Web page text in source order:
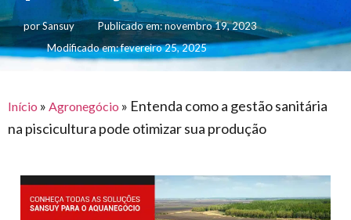
premiações
eventos
para
o
agronegócio
feira
toldos
offshore
construção
piscinas
mercado
móveis,
calçados,
e logística
armazenagem
caminhoneiro
porSansuy Publicado em:novembro 19, 2023
Modificado em: fevereiro 25, 2025
Início » Agronegócio » Entenda como a gestão sanitária
na piscicultura pode otimizar sua produção